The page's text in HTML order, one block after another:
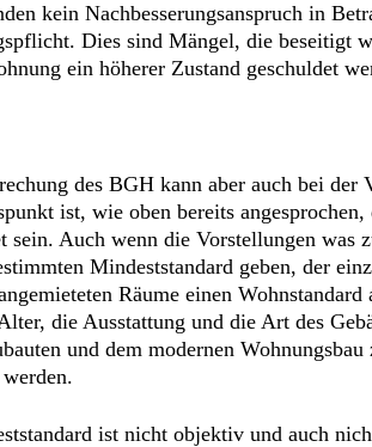
kein Nachbesserungsanspruch in
Dies sind Mängel, die beseitigt
ein höherer Zustand geschuldet
des BGH kann aber auch bei
ist, wie oben bereits
sein. Auch wenn die Vorstellungen was
Mindeststandard geben, der
Räume einen
die Ausstattung und die Art des
und dem modernen
ist nicht objektiv und auch